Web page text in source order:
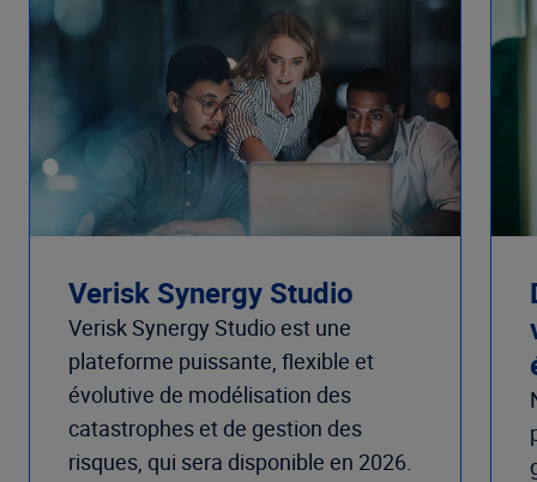
Verisk Synergy Studio
Verisk Synergy Studio est une
plateforme puissante, flexible et
évolutive de modélisation des
catastrophes et de gestion des
risques, qui sera disponible en 2026.